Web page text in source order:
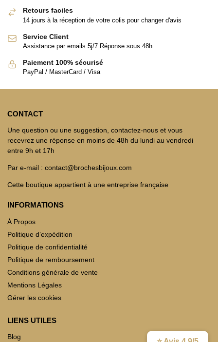
Retours faciles
14 jours à la réception de votre colis pour changer d'avis
Service Client
Assistance par emails 5j/7 Réponse sous 48h
Paiement 100% sécurisé
PayPal / MasterCard / Visa
CONTACT
Une question ou une suggestion, contactez-nous et vous
recevrez une réponse en moins de 48h du lundi au vendredi
entre 9h et 17h
Par e-mail : contact@brochesbijoux.com
Cette boutique appartient à une entreprise française
INFORMATIONS
À Propos
Politique d’expédition
Politique de confidentialité
Politique de remboursement
Conditions générale de vente
Mentions Légales
Gérer les cookies
LIENS UTILES
Blog